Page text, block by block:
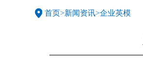
首页>新闻资讯>企业英模